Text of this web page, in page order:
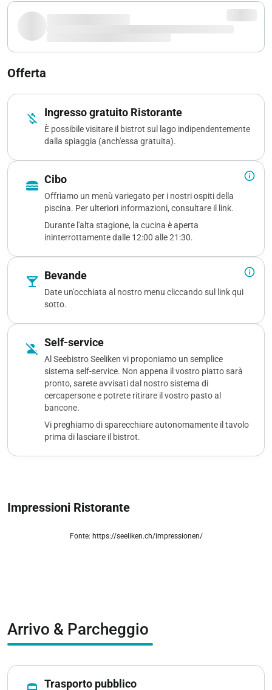
Offerta
money_off Ingresso gratuito Ristorante
È possibile visitare il bistrot sul lago indipendentemente
dalla spiaggia (anch'essa gratuita).
info_outline
lunch_dining Cibo
Offriamo un menù variegato per i nostri ospiti della
piscina. Per ulteriori informazioni, consultare il link.
Durante l'alta stagione, la cucina è aperta
ininterrottamente dalle 12:00 alle 21:30.
info_outline
local_bar Bevande
Date un'occhiata al nostro menu cliccando sul link qui
sotto.
person_off Self-service
Al Seebistro Seeliken vi proponiamo un semplice
sistema self-service. Non appena il vostro piatto sarà
pronto, sarete avvisati dal nostro sistema di
cercapersone e potrete ritirare il vostro pasto al
bancone.
Vi preghiamo di sparecchiare autonomamente il tavolo
prima di lasciare il bistrot.
Impressioni Ristorante
Fonte: https://seeliken.ch/impressionen/
Arrivo & Parcheggio
Trasporto pubblico